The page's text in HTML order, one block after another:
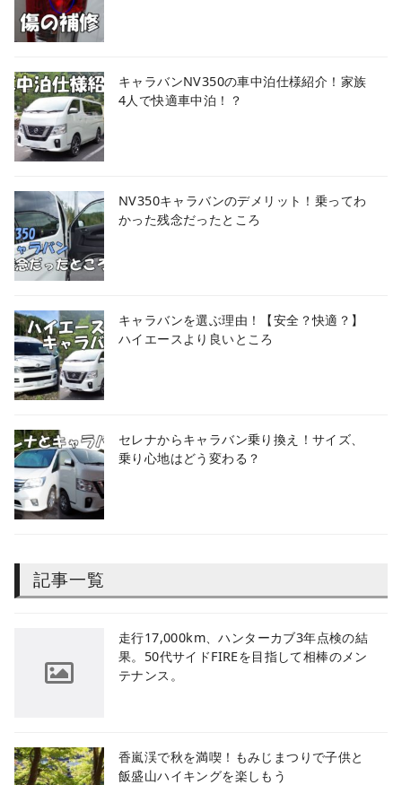
キャラバンNV350の車中泊仕様紹介！家族
4人で快適車中泊！？
NV350キャラバンのデメリット！乗ってわ
かった残念だったところ
キャラバンを選ぶ理由！【安全？快適？】
ハイエースより良いところ
セレナからキャラバン乗り換え！サイズ、
乗り心地はどう変わる？
記事一覧
​走行17,000km、ハンターカブ3年点検の結
果。50代サイドFIREを目指して相棒のメン
テナンス。
香嵐渓で秋を満喫！もみじまつりで子供と
飯盛山ハイキングを楽しもう